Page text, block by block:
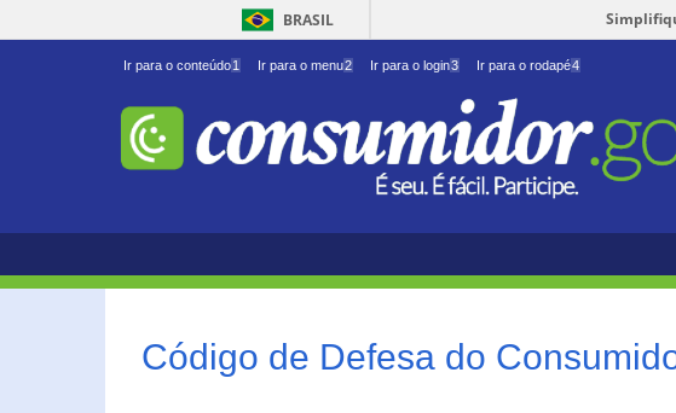
BRASIL
Ir para o conteúdo1 Ir para o menu2 Ir para o login3 Ir para o rodapé4
Código de Defesa do